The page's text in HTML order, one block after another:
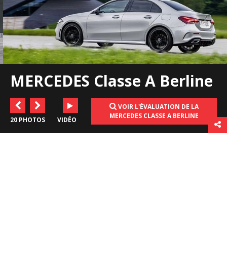
MERCEDES Classe A Berline
20 PHOTOS VIDÉO
VOIR L'ÉVALUATION DE LA
MERCEDES CLASSE A BERLINE